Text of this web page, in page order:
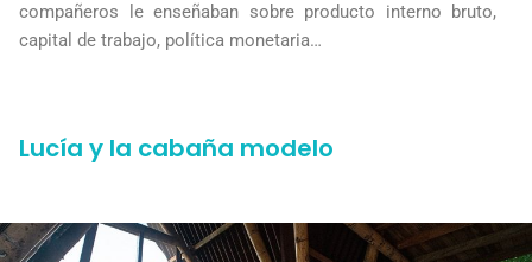
compañeros le enseñaban sobre producto interno bruto,
capital de trabajo, política monetaria…
Lucía y la cabaña modelo